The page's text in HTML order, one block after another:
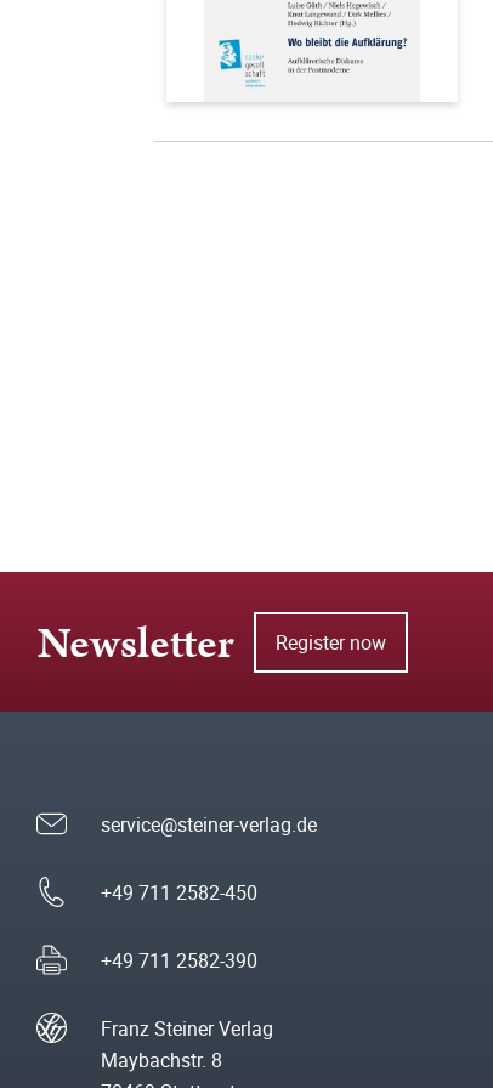
Newsletter Register now
service@steiner-verlag.de
+49 711 2582-450
+49 711 2582-390
Franz Steiner Verlag
Maybachstr. 8